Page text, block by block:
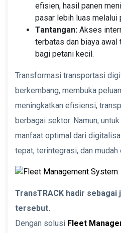
efisien, hasil panen
pasar lebih luas melalui
Tantangan: Akses
terbatas dan biaya
bagi petani kecil.
Transformasi transportasi
berkembang, membuka
meningkatkan efisiensi,
berbagai sektor. Namun,
manfaat optimal dari
tepat, terintegrasi, dan
TransTRACK hadir sebagai
tersebut.
Dengan solusi Fleet